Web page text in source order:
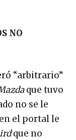
NO
“arbitrario”
que tuvo
no se le
el portal le
que no